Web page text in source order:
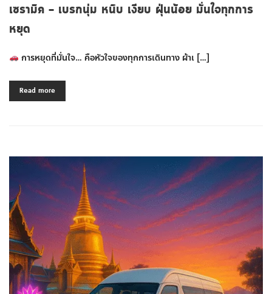
เซรามิค – เบรกนุ่ม หนึบ เงียบ ฝุ่นน้อย มั่นใจทุกการ
หยุด
การหยุดที่มั่นใจ… คือหัวใจของทุกการเดินทาง ผ้าเ […]
Read more